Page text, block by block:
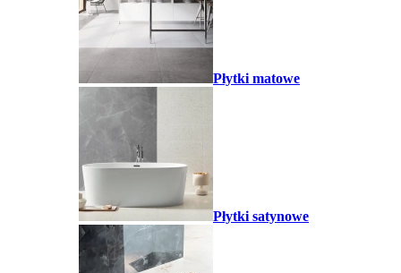
Płytki matowe
Płytki satynowe